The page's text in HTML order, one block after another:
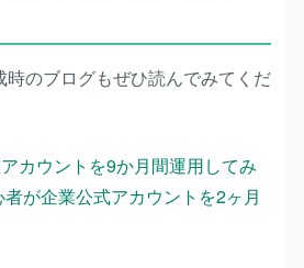
のブログもぜひ読んでみてくだ
カウントを9か月間運用してみ
が企業公式アカウントを2ヶ月